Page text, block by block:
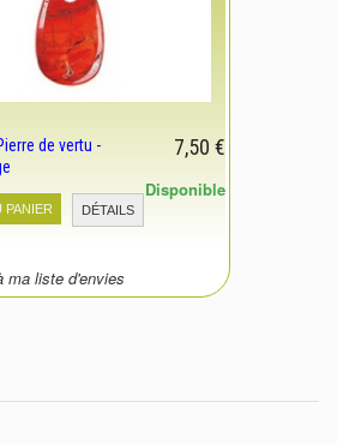
de vertu -
7,50 €
PANIER DÉTAILS
Disponible
ma liste d'envies